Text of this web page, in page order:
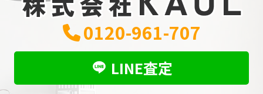
0120-961-707
LINE査定